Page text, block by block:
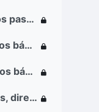
Módulo 1: Primeiros passos
Módulo 2: Conceitos básicos sobre tipos de usuário, interfaces e interface gráfica
Módulo 3: Conceitos básicos sobre interface de texto e um editor de texto
Módulo 4: Arquivos, diretórios, permissões e localização de arquivos